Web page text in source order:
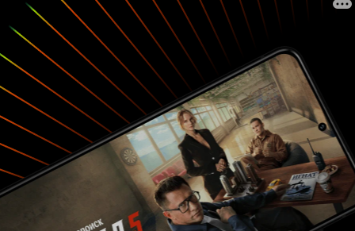
точно. Итог: «РОЖДЕСТВО НА ДВОИХ» -
неплохой ромком. Звёзд с неба не хватает, но
удивить по крайней мере пытается. В картине
хороший и в большинстве своём работающий
юмор; отличный саунд от Wham! и Джорджа
Майкла, что я повторяю уже блин десятый раз;
Эмилия Кларк, которая пытается отыграть
яркую комедийную роль; ну и, естественно,
интересный сюжет вместе с концепцией. Но
есть и проблемы. Например, в произносящих
диалогах, недоведении линий героев и их
целей до конца, а также прочие сюжетные
дыры. Но всё же большинство картине можно
простить, т к в целом она справляется со своей
функцией и является неплохим
представителем своего жанра. Даже при всех